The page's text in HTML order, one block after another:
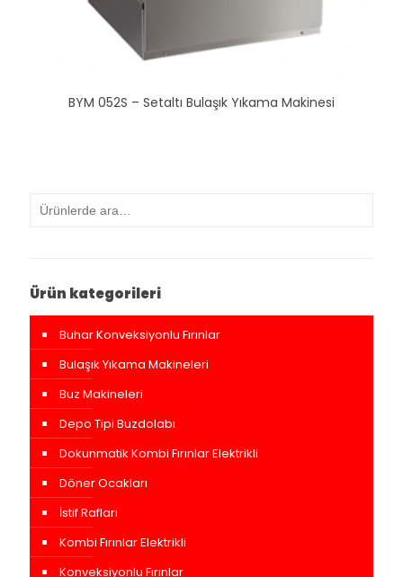
BYM 052S – Setaltı Bulaşık Yıkama Makinesi
Ürün kategorileri
Buhar Konveksiyonlu Fırınlar
Bulaşık Yıkama Makineleri
Buz Makineleri
Depo Tipi Buzdolabı
Dokunmatik Kombi Fırınlar Elektrikli
Döner Ocakları
İstif Rafları
Kombi Fırınlar Elektrikli
Konveksiyonlu Fırınlar